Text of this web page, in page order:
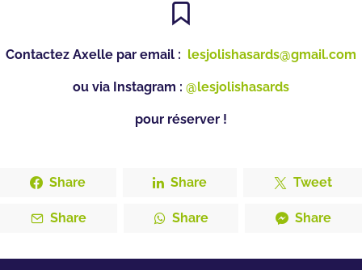
Contactez Axelle par email : lesjolishasards@gmail.com
ou via Instagram : @lesjolishasards
pour réserver !
Share Share Tweet
Share Share Share